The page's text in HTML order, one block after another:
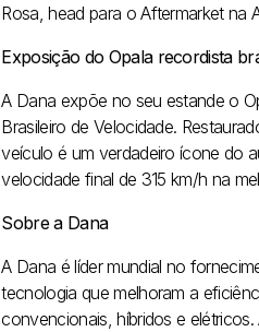
Rosa, head para o Aftermarket na
Exposição do Opala recordista
A Dana expõe no seu estande o
Brasileiro de Velocidade.
veículo é um verdadeiro ícone do
velocidade final de 315 km/h na
Sobre a Dana
A Dana é líder mundial no
tecnologia que melhoram a
convencionais, híbridos e